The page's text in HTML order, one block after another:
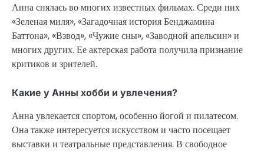
Анна снялась во многих известных фильмах. Среди них
«Зеленая миля», «Загадочная история Бенджамина
Баттона», «Взвод», «Чужие сны», «Заводной апельсин» и
многих других. Ее актерская работа получила признание
критиков и зрителей.
Какие у Анны хобби и увлечения?
Анна увлекается спортом, особенно йогой и пилатесом.
Она также интересуется искусством и часто посещает
выставки и театральные представления. В свободное